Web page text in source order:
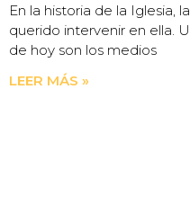
En la historia de la Iglesia,
querido intervenir en ella.
de hoy son los medios
LEER MÁS »